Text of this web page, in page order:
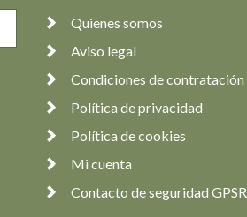
Quienes somos
Aviso legal
Condiciones de contratación
Política de privacidad
Política de cookies
Mi cuenta
Contacto de seguridad GPSR